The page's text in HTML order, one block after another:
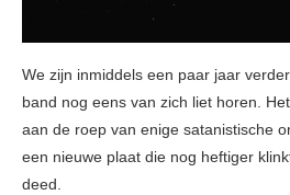
We zijn inmiddels een paar jaar
band nog eens van zich liet horen.
aan de roep van enige satanistische
een nieuwe plaat die nog heftiger
deed.